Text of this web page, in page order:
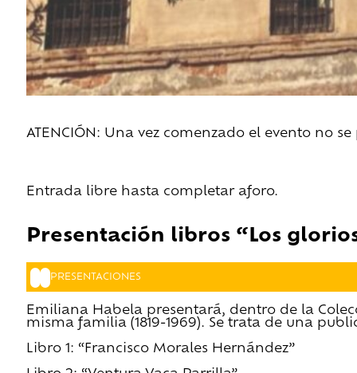
ATENCIÓN: Una vez comenzado el evento no
Entrada libre hasta completar aforo.
Presentación libros “Los
PRESENTACIONES
Emiliana Habela presentará, dentro de la
misma familia (1819-1969). Se trata de una
Libro 1: “Francisco Morales Hernández”